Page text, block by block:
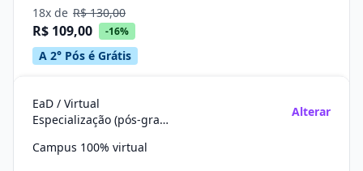
18x de R$ 130,00
R$ 109,00 -16%
A 2° Pós é Grátis
EaD / Virtual
Especialização (pós-graduação)
Alterar
Campus 100% virtual